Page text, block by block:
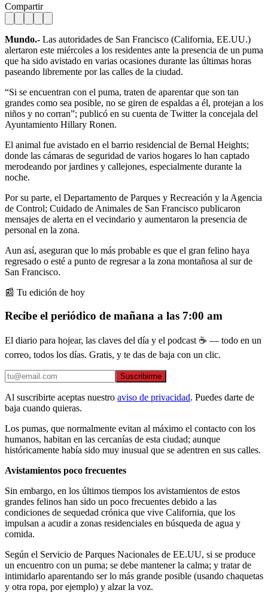
Compartir
Mundo.- Las autoridades de San Francisco (California, EE.UU.)
alertaron este miércoles a los residentes ante la presencia de un puma
que ha sido avistado en varias ocasiones durante las últimas horas
paseando libremente por las calles de la ciudad.
“Si se encuentran con el puma, traten de aparentar que son tan
grandes como sea posible, no se giren de espaldas a él, protejan a los
niños y no corran”; publicó en su cuenta de Twitter la concejala del
Ayuntamiento Hillary Ronen.
El animal fue avistado en el barrio residencial de Bernal Heights;
donde las cámaras de seguridad de varios hogares lo han captado
merodeando por jardines y callejones, especialmente durante la
noche.
Por su parte, el Departamento de Parques y Recreación y la Agencia
de Control; Cuidado de Animales de San Francisco publicaron
mensajes de alerta en el vecindario y aumentaron la presencia de
personal en la zona.
Aun así, aseguran que lo más probable es que el gran felino haya
regresado o esté a punto de regresar a la zona montañosa al sur de
San Francisco.
📰 Tu edición de hoy
Recibe el periódico de mañana a las 7:00 am
El diario para hojear, las claves del día y el podcast ☕ — todo en un
correo, todos los días. Gratis, y te das de baja con un clic.
Suscribirme
Al suscribirte aceptas nuestro aviso de privacidad. Puedes darte de
baja cuando quieras.
Los pumas, que normalmente evitan al máximo el contacto con los
humanos, habitan en las cercanías de esta ciudad; aunque
históricamente había sido muy inusual que se adentren en sus calles.
Avistamientos poco frecuentes
Sin embargo, en los últimos tiempos los avistamientos de estos
grandes felinos han sido un poco frecuentes debido a las
condiciones de sequedad crónica que vive California, que los
impulsan a acudir a zonas residenciales en búsqueda de agua y
comida.
Según el Servicio de Parques Nacionales de EE.UU, si se produce
un encuentro con un puma; se debe mantener la calma; y tratar de
intimidarlo aparentando ser lo más grande posible (usando chaquetas
y otra ropa, por ejemplo) y alzar la voz.